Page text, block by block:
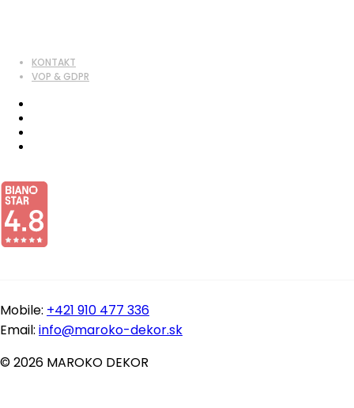
KONTAKT
VOP & GDPR
Mobile: +421 910 477 336
Email: info@maroko-dekor.sk
© 2026 MAROKO DEKOR